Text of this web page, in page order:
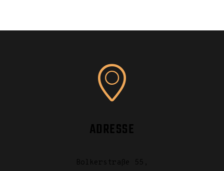
ADRESSE
Bolkerstraße 55,